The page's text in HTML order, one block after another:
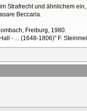
Strafrecht und ähnlichem
Beccaria.
Freiburg, 1980.
- ... (1648-1806)" F.